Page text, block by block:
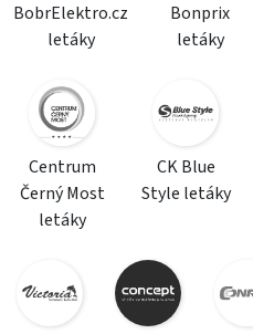
BobrElektro.cz
letáky
Bonprix
letáky
Centrum
Černý Most
letáky
CK Blue
Style letáky